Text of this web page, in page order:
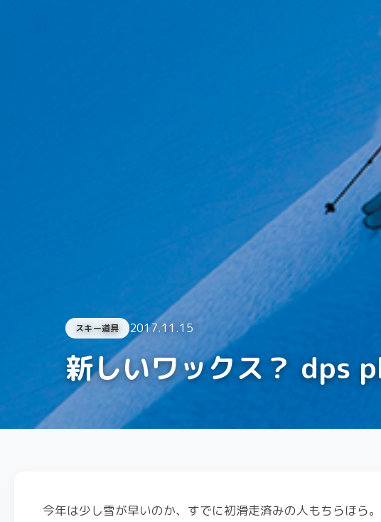
スキー道具 2017.11.15
新しいワックス？ dps
今年は少し雪が早いのか、すでに初滑走済みの人もちらほら。